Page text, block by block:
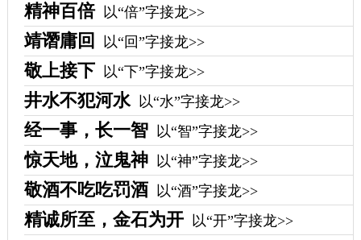
精神百倍 以“倍”字接龙>>
靖谮庸回 以“回”字接龙>>
敬上接下 以“下”字接龙>>
井水不犯河水 以“水”字接龙>>
经一事，长一智 以“智”字接龙>>
惊天地，泣鬼神 以“神”字接龙>>
敬酒不吃吃罚酒 以“酒”字接龙>>
精诚所至，金石为开 以“开”字接龙>>